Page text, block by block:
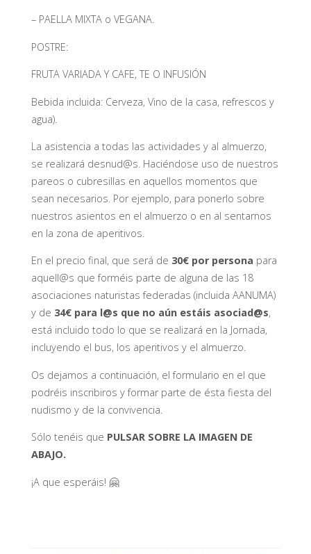
– PAELLA MIXTA o VEGANA.
POSTRE:
FRUTA VARIADA Y CAFE, TE O INFUSIÓN
Bebida incluida: Cerveza, Vino de la casa, refrescos y
agua).
La asistencia a todas las actividades y al almuerzo,
se realizará desnud@s. Haciéndose uso de nuestros
pareos o cubresillas en aquellos momentos que
sean necesarios. Por ejemplo, para ponerlo sobre
nuestros asientos en el almuerzo o en al sentarnos
en la zona de aperitivos.
En el precio final, que será de 30€ por persona para
aquell@s que forméis parte de alguna de las 18
asociaciones naturistas federadas (incluida AANUMA)
y de 34€ para l@s que no aún estáis asociad@s,
está incluido todo lo que se realizará en la Jornada,
incluyendo el bus, los aperitivos y el almuerzo.
Os dejamos a continuación, el formulario en el que
podréis inscribiros y formar parte de ésta fiesta del
nudismo y de la convivencia.
Sólo tenéis que PULSAR SOBRE LA IMAGEN DE
ABAJO.
¡A que esperáis! 🤗